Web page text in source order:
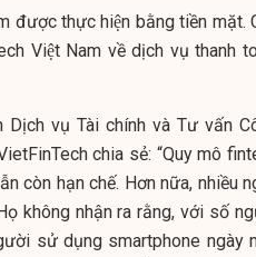
được thực hiện bằng tiền mặt.
Việt Nam về dịch vụ thanh
Dịch vụ Tài chính và Tư vấn
chia sẻ: “Quy mô
còn hạn chế. Hơn nữa, nhiều
không nhận ra rằng, với số
sử dụng smartphone ngày